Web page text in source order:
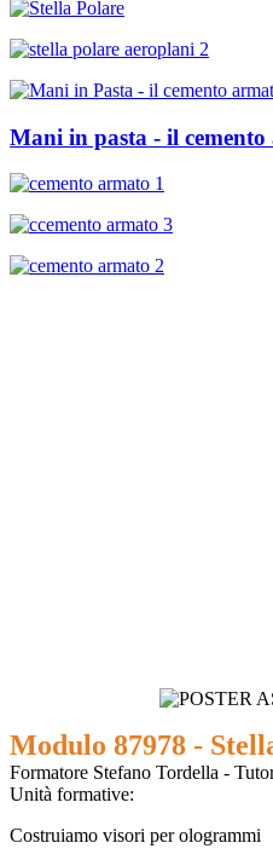
Mani in pasta - il cemento
Modulo 87978 -
Formatore Stefano Tordella -
Unità formative:
Costruiamo visori per ologrammi